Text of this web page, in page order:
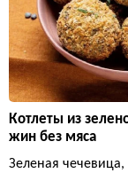
Котлеты из
жин без мяса
Зеленая